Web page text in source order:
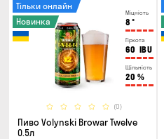
Міцність
8 °
Гіркота
60 IBU
Щільність
20 %
(0)
Тільки онлайн
Новинка
Пиво Volynski Browar Twelve
0.5л